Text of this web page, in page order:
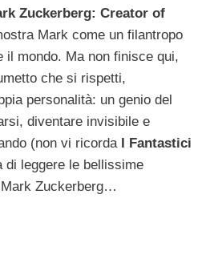
Zuckerberg: Creator of
Mark come un filantropo
il mondo. Ma non finisce qui,
che si rispetti,
personalità: un genio del
diventare invisibile e
(non vi ricorda I Fantastici
di leggere le bellissime
Zuckerberg…